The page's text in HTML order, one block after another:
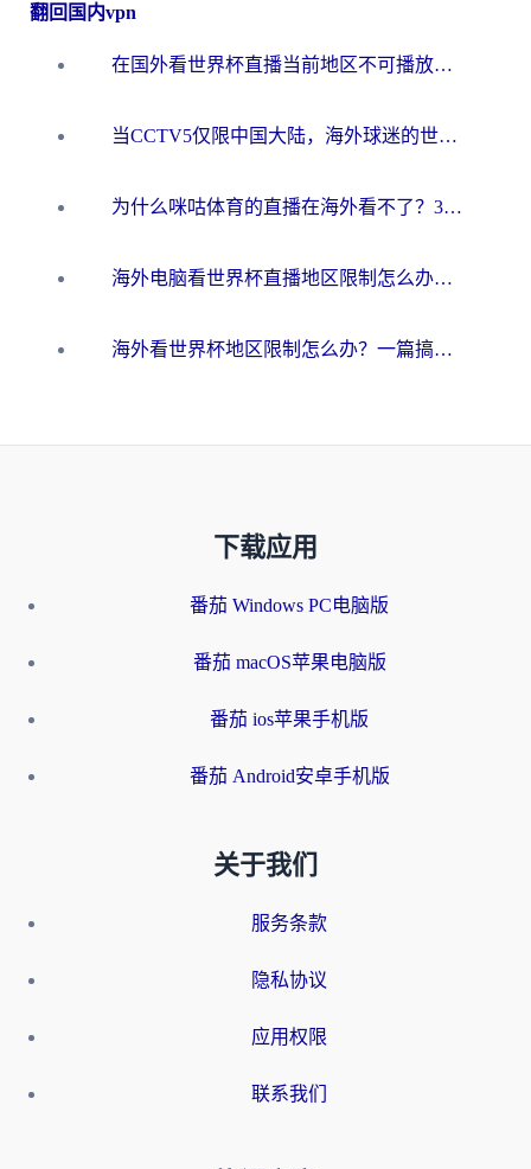
翻回国内vpn
在国外看世界杯直播当前地区不可播放？海外党必看的回国加速全攻略
当CCTV5仅限中国大陆，海外球迷的世界杯狂欢如何继续？
为什么咪咕体育的直播在海外看不了？3步解决海外看世界杯+抖音地区限制难题
海外电脑看世界杯直播地区限制怎么办？你需要一个聪明的加速器
海外看世界杯地区限制怎么办？一篇搞定咪咕视频播放+国内资源无缝访问指南
下载应用
番茄 Windows PC电脑版
番茄 macOS苹果电脑版
番茄 ios苹果手机版
番茄 Android安卓手机版
关于我们
服务条款
隐私协议
应用权限
联系我们